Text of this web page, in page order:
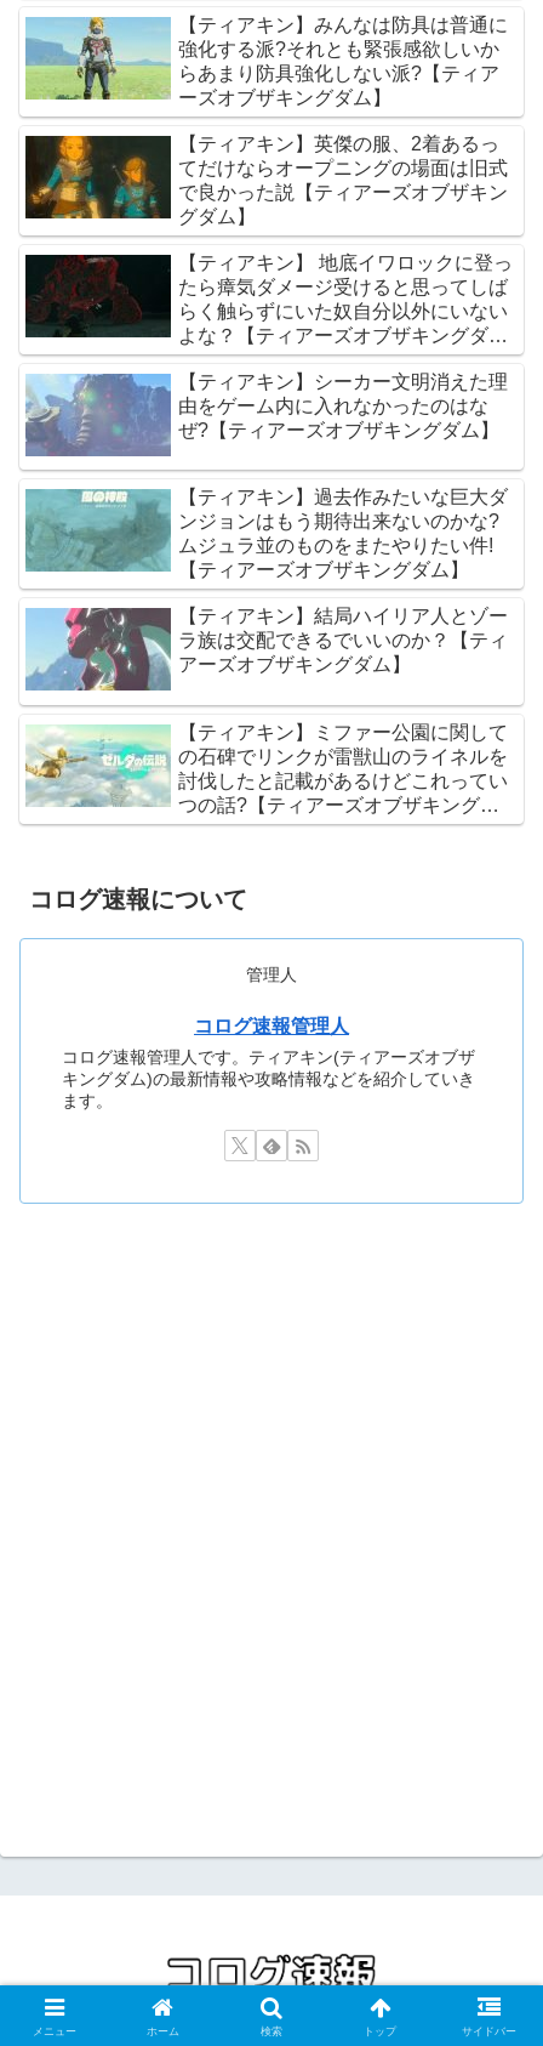
【ティアキン】みんなは防具は普通に
強化する派?それとも緊張感欲しいか
らあまり防具強化しない派?【ティア
ーズオブザキングダム】
【ティアキン】英傑の服、2着あるっ
てだけならオープニングの場面は旧式
で良かった説【ティアーズオブザキン
グダム】
【ティアキン】 地底イワロックに登っ
たら瘴気ダメージ受けると思ってしば
らく触らずにいた奴自分以外にいない
よな？【ティアーズオブザキングダ
ム】
【ティアキン】シーカー文明消えた理
由をゲーム内に入れなかったのはな
ぜ?【ティアーズオブザキングダム】
【ティアキン】過去作みたいな巨大ダ
ンジョンはもう期待出来ないのかな?
ムジュラ並のものをまたやりたい件!
【ティアーズオブザキングダム】
【ティアキン】結局ハイリア人とゾー
ラ族は交配できるでいいのか？【ティ
アーズオブザキングダム】
【ティアキン】ミファー公園に関して
の石碑でリンクが雷獣山のライネルを
討伐したと記載があるけどこれってい
つの話?【ティアーズオブザキングダ
ム】
コログ速報について
管理人
コログ速報管理人
コログ速報管理人です。ティアキン(ティアーズオブザ
キングダム)の最新情報や攻略情報などを紹介していき
ます。
トップページ お問い合わせフォーム
メニュー ホーム 検索 トップ サイドバー